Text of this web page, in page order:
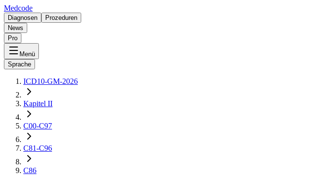
Medcode
Diagnosen
Prozeduren
News
Pro
Menü
Sprache
ICD10-GM-2026
Kapitel II
C00-C97
C81-C96
C86